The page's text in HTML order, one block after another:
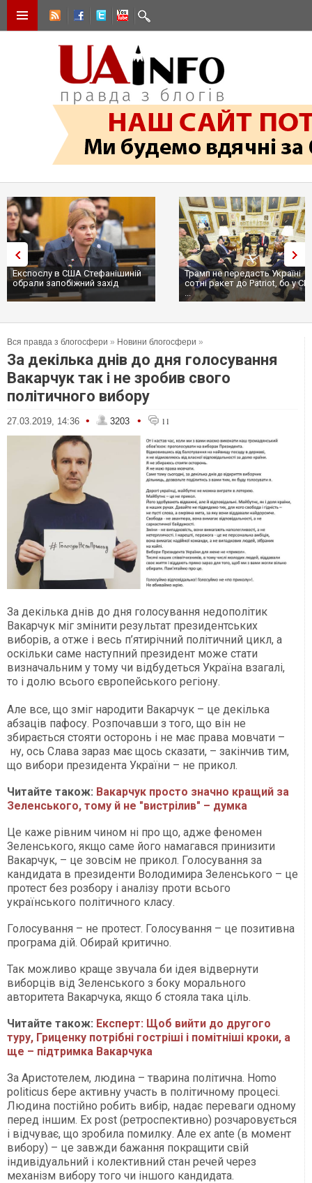
Експослу в США Стефанішиній
обрали запобіжний захід
Трамп не передасть Україні
сотні ракет до Patriot, бо у
...
Вся правда з блогосфери » Новини блогосфери »
За декілька днів до дня голосування
Вакарчук так і не зробив свого
політичного вибору
27.03.2019, 14:36 • 3203 • 11
За декілька днів до дня голосування недополітик
Вакарчук міг змінити результат президентських
виборів, а отже і весь п’ятирічний політичний цикл, а
оскільки саме наступний президент може стати
визначальним у тому чи відбудеться Україна взагалі,
то і долю всього європейського регіону.
Але все, що зміг народити Вакарчук – це декілька
абзаців пафосу. Розпочавши з того, що він не
збирається стояти осторонь і не має права мовчати –
ну, ось Слава зараз має щось сказати, – закінчив тим,
що вибори президента України – не прикол.
Читайте також: Вакарчук просто значно кращий за
Зеленського, тому й не "вистрілив" – думка
Це каже рівним чином ні про що, адже феномен
Зеленського, якщо саме його намагався принизити
Вакарчук, – це зовсім не прикол. Голосування за
кандидата в президенти Володимира Зеленського – це
протест без розбору і аналізу проти всього
українського політичного класу.
Голосування – не протест. Голосування – це позитивна
програма дій. Обирай критично.
Так можливо краще звучала би ідея відвернути
виборців від Зеленського з боку морального
авторитета Вакарчука, якщо б стояла така ціль.
Читайте також: Експерт: Щоб вийти до другого
туру, Гриценку потрібні гостріші і помітніші кроки, а
ще – підтримка Вакарчука
За Аристотелем, людина – тварина політична. Homo
politicus бере активну участь в політичному процесі.
Людина постійно робить вибір, надає переваги одному
перед іншим. Ex post (ретроспективно) розчаровується
і відчуває, що зробила помилку. Але ex ante (в момент
вибору) – це завжди бажання покращити свій
індивідуальний і колективний стан речей через
механізм вибору того чи іншого кандидата.